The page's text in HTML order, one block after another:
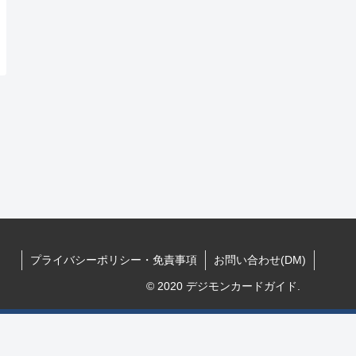
プライバシーポリシー・免責事項 お問い合わせ(DM)
© 2020 デジモンカードガイド.